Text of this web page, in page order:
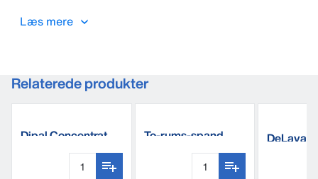
Læs mere
Relaterede produkter
Dipal Concentrat To-rums-spand DeLaval